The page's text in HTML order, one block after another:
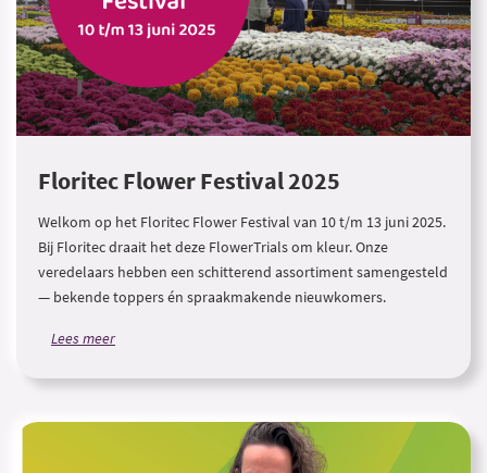
Floritec Flower Festival 2025
Welkom op het Floritec Flower Festival van 10 t/m 13 juni 2025.
Bij Floritec draait het deze FlowerTrials om kleur. Onze
veredelaars hebben een schitterend assortiment samengesteld
— bekende toppers én spraakmakende nieuwkomers.
Lees meer